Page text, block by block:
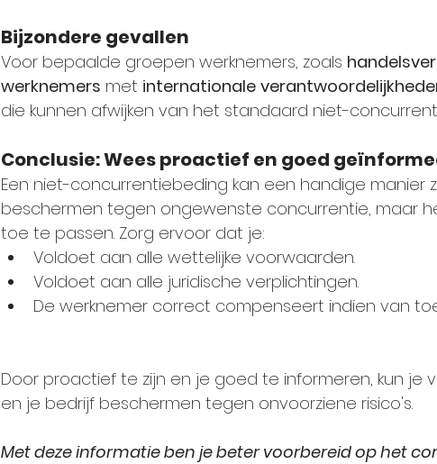
Bijzondere gevallen
Voor bepaalde groepen werknemers, zoals
werknemers met internationale
die kunnen afwijken van het standaard niet-
Conclusie: Wees proactief en goed
Een niet-concurrentiebeding kan een handige manier
beschermen tegen ongewenste concurrentie, maar
toe te passen. Zorg ervoor dat je:
Voldoet aan alle wettelijke voorwaarden.
Voldoet aan alle juridische verplichtingen.
De werknemer correct compenseert indien van
Door proactief te zijn en je goed te informeren, kun je
en je bedrijf beschermen tegen onvoorziene risico's.
Met deze informatie ben je beter voorbereid op het